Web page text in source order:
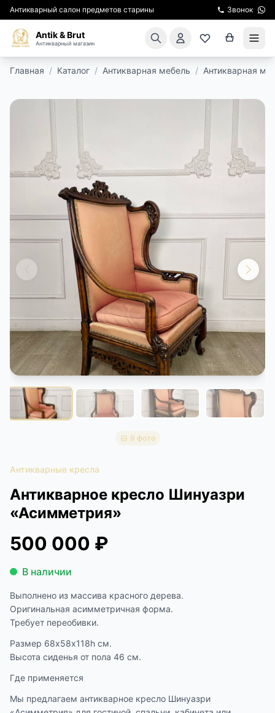
Антикварный салон предметов старины Звонок
Antik & Brut
Антикварный магазин
КИНОСЪЕМКА
ЭКСКУРСИИ
РЕСТАВРАЦИЯ
КУРСЫ ПО РЕСТАВРАЦИИ
КОНТАКТЫ
ДОСТАВКА И ОПЛАТА
Главная / Каталог / Антикварная мебель / Антикварная
9 фото
Антикварные кресла
Антикварное кресло Шинуазри
«Асимметрия»
500 000 ₽
В наличии
Выполнено из массива красного дерева.
Оригинальная асимметричная форма.
Требует переобивки.
Размер 68х58х118h см.
Высота сиденья от пола 46 см.
Где применяется
Мы предлагаем антикварное кресло Шинуазри